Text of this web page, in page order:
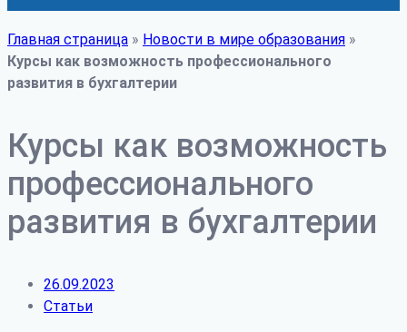
Главная страница » Новости в мире образования »
Курсы как возможность профессионального
развития в бухгалтерии
Курсы как возможность
профессионального
развития в бухгалтерии
26.09.2023
Статьи